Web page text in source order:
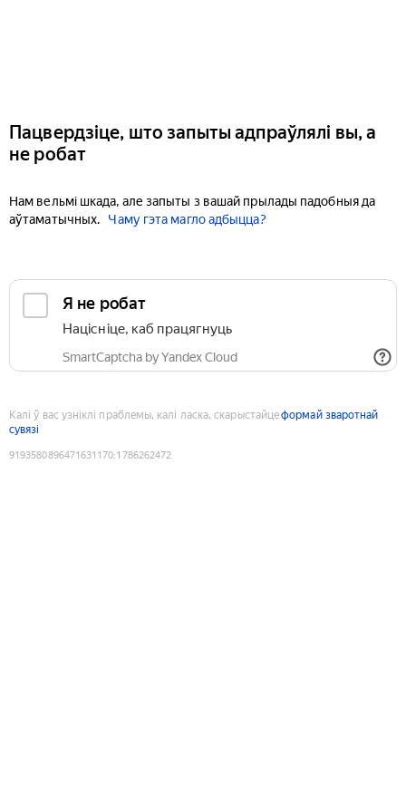
Пацвердзіце, што запыты адпраўлялі вы, а
не робат
Нам вельмі шкада, але запыты з вашай прылады падобныя да
аўтаматычных.
Чаму гэта магло адбыцца?
Я не робат
Націсніце, каб працягнуць
SmartCaptcha by Yandex Cloud
Калі ў вас узніклі праблемы, калі ласка, скарыстайцеформай зваротнай
сувязі
9193580896471631170:1786262472